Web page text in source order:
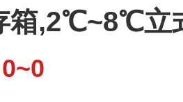
箱,2℃~8℃立